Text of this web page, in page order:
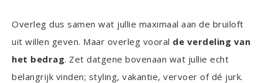
Overleg dus samen wat jullie maximaal aan de bruiloft
uit willen geven. Maar overleg vooral de verdeling van
het bedrag. Zet datgene bovenaan wat jullie echt
belangrijk vinden; styling, vakantie, vervoer of dé jurk.